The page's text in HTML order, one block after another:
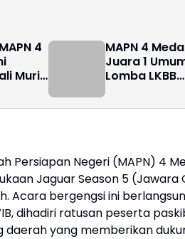
4
Murid
MAPN 4
Juara 1
Lomba LKBB
2026
Persiapan Negeri (MAPN) 4
Jaguar Season 5 (Jawara
Acara bergengsi ini
dihadiri ratusan peserta
daerah yang memberikan